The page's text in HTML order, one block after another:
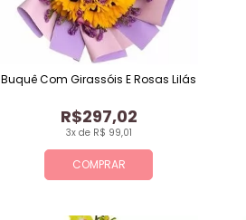
COMPRAR
3x de R$ 99,01
R$297,02
Buquê Com Girassóis E Rosas Lilás